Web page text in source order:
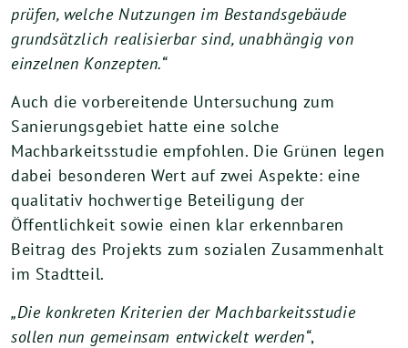
prüfen, welche Nutzungen im Bestandsgebäude
grundsätzlich realisierbar sind, unabhängig von
einzelnen Konzepten.“
Auch die vorbereitende Untersuchung zum
Sanierungsgebiet hatte eine solche
Machbarkeitsstudie empfohlen. Die Grünen legen
dabei besonderen Wert auf zwei Aspekte: eine
qualitativ hochwertige Beteiligung der
Öffentlichkeit sowie einen klar erkennbaren
Beitrag des Projekts zum sozialen Zusammenhalt
im Stadtteil.
„Die konkreten Kriterien der Machbarkeitsstudie
sollen nun gemeinsam entwickelt werden“,